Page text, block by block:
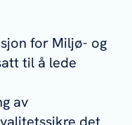
for Miljø- og
til å lede
av